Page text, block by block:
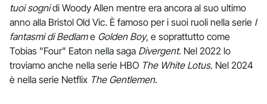
tuoi sognidi Woody Allen mentre era ancora al suo ultimo
anno alla Bristol Old Vic. È famoso per i suoi ruoli nella serie I
fantasmi di Bedlame Golden Boy, e soprattutto come
Tobias "Four" Eaton nella saga Divergent. Nel 2022 lo
troviamo anche nella serie HBO The White Lotus. Nel 2024
è nella serie Netflix The Gentlemen.